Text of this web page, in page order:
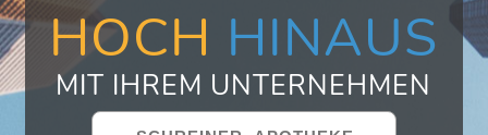
HOCH HINAUS
MIT IHREM UNTERNEHMEN